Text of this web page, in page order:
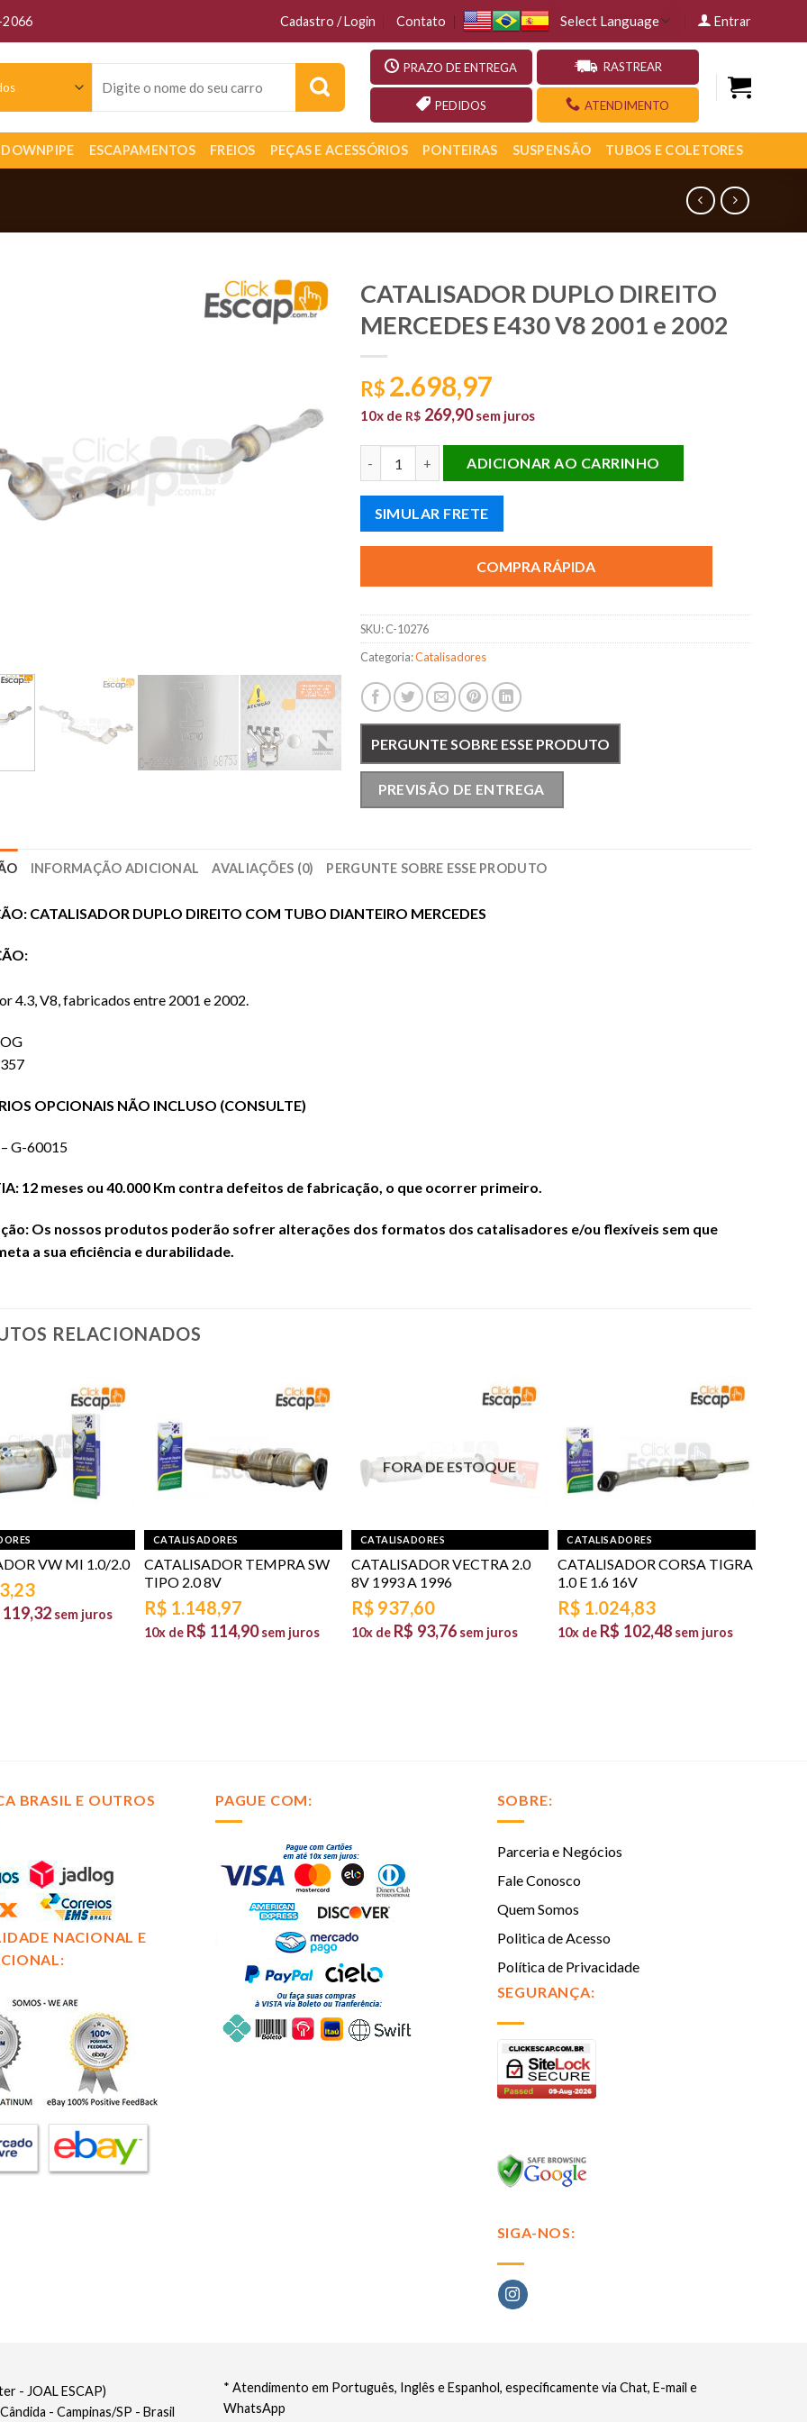
2066 Cadastro / Login Contato Entrar
por:
PRAZO DE ENTREGA
PEDIDOS
RASTREAR
ATENDIMENTO
DOWNPIPE ESCAPAMENTOS FREIOS PEÇAS E ACESSÓRIOS PONTEIRAS SUSPENSÃO TUBOS E COLETORES
CATALISADOR DUPLO DIREITO
MERCEDES E430 V8 2001 e 2002
R$ 2.698,97
10x de R$ 269,90 sem juros
ADICIONAR AO CARRINHO
SIMULAR FRETE
COMPRA RÁPIDA
SKU:C-10276
Categoria:Catalisadores
PERGUNTE SOBRE ESSE PRODUTO
PREVISÃO DE ENTREGA
INFORMAÇÃO ADICIONAL AVALIAÇÕES (0) PERGUNTE SOBRE ESSE PRODUTO
CATALISADOR DUPLO DIREITO COM TUBO DIANTEIRO MERCEDES
4.3, V8, fabricados entre 2001 e 2002.
OG
OPCIONAIS NÃO INCLUSO (CONSULTE)
G-60015
12 meses ou 40.000 Km contra defeitos de fabricação, o que ocorrer primeiro.
Os nossos produtos poderão sofrer alterações dos formatos dos catalisadores e/ou flexíveis sem que
a sua eficiência e durabilidade.
RELACIONADOS
VW MI 1.0/2.0
119,32 sem juros
CATALISADORES
CATALISADOR TEMPRA SW
TIPO 2.0 8V
R$ 1.148,97
10x de R$ 114,90 sem juros
FORA DE ESTOQUE
CATALISADORES
CATALISADOR VECTRA 2.0
8V 1993 A 1996
R$ 937,60
10x de R$ 93,76 sem juros
CATALISADORES
CATALISADOR CORSA TIGRA
1.0 E 1.6 16V
R$ 1.024,83
10x de R$ 102,48 sem juros
BRASIL E OUTROS
NACIONAL E
PAGUE COM: SOBRE:
Parceria e Negócios
Fale Conosco
Quem Somos
Politica de Acesso
Política de Privacidade
SEGURANÇA:
SIGA-NOS:
* Atendimento em Português, Inglês e Espanhol, especificamente via Chat, E-mail e
WhatsApp
- JOAL ESCAP)
- Campinas/SP - Brasil